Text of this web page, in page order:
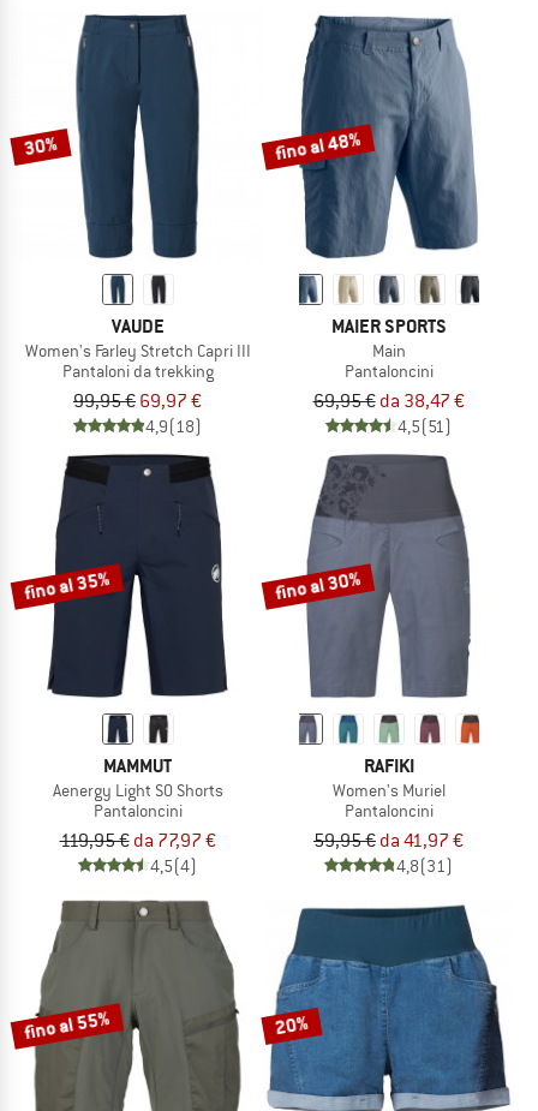
30%
VAUDE
Women's Farley Stretch Capri III
Pantaloni da trekking
99,95 € 69,97 €
4,9(18)
fino al 48%
MAIER SPORTS
Main
Pantaloncini
69,95 € da 38,47 €
4,5(51)
fino al 35%
MAMMUT
Aenergy Light SO Shorts
Pantaloncini
119,95 € da 77,97 €
4,5(4)
fino al 30%
RAFIKI
Women's Muriel
Pantaloncini
59,95 € da 41,97 €
4,8(31)
fino al 55% 20%